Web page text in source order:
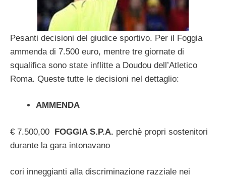
Pesanti decisioni del giudice sportivo. Per il Foggia
ammenda di 7.500 euro, mentre tre giornate di
squalifica sono state inflitte a Doudou dell’Atletico
Roma. Queste tutte le decisioni nel dettaglio:
AMMENDA
€ 7.500,00 FOGGIA S.P.A. perchè propri sostenitori
durante la gara intonavano
cori inneggianti alla discriminazione razziale nei